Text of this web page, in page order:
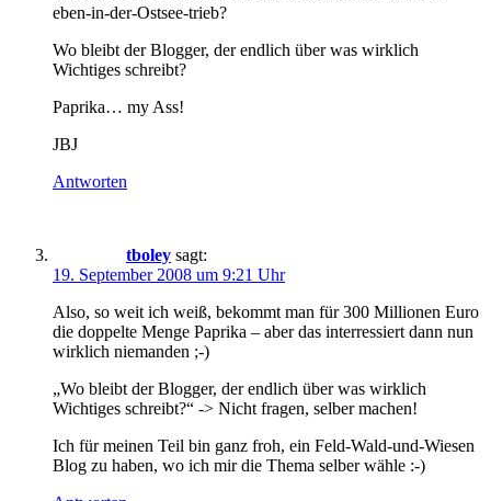
eben-in-der-Ostsee-trieb?
Wo bleibt der Blogger, der endlich über was wirklich
Wichtiges schreibt?
Paprika… my Ass!
JBJ
Antworten
tboley sagt:
19. September 2008 um 9:21 Uhr
Also, so weit ich weiß, bekommt man für 300 Millionen Euro
die doppelte Menge Paprika – aber das interressiert dann nun
wirklich niemanden ;-)
„Wo bleibt der Blogger, der endlich über was wirklich
Wichtiges schreibt?“ -> Nicht fragen, selber machen!
Ich für meinen Teil bin ganz froh, ein Feld-Wald-und-Wiesen
Blog zu haben, wo ich mir die Thema selber wähle :-)